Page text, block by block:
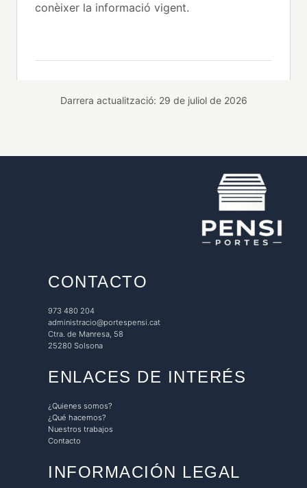
conèixer la informació vigent.
Darrera actualització: 29 de juliol de 2026
CONTACTO
973 480 204
administracio@portespensi.cat
Ctra. de Manresa, 58
25280 Solsona
ENLACES DE INTERÉS
¿Quienes somos?
¿Qué hacemos?
Nuestros trabajos
Contacto
INFORMACIÓN LEGAL